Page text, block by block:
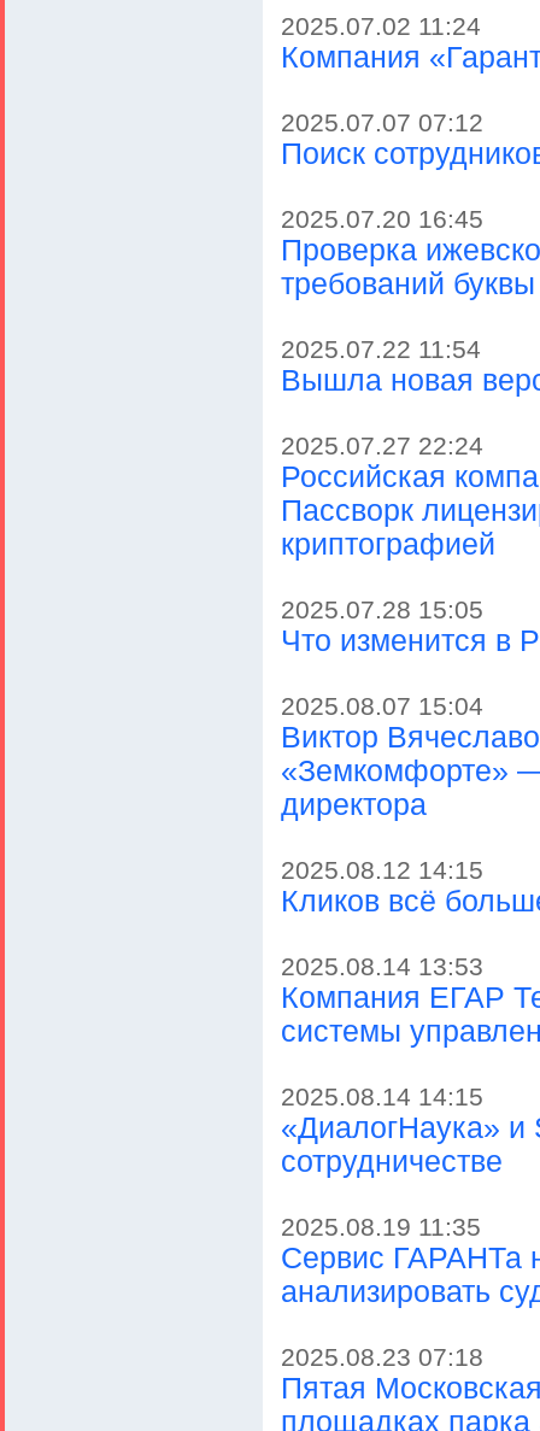
2025.07.02 11:24
Компания
2025.07.07 07:12
Поиск
2025.07.20 16:45
Проверка
требований
2025.07.22 11:54
Вышла новая
2025.07.27 22:24
Российская
Пассворк
криптографией
2025.07.28 15:05
Что изменится в
2025.08.07 15:04
Виктор
«Земкомфорте» —
директора
2025.08.12 14:15
Кликов всё
2025.08.14 13:53
Компания ЕГАР
системы
2025.08.14 14:15
«ДиалогНаука» и
сотрудничестве
2025.08.19 11:35
Сервис ГАРАНТа
анализировать
2025.08.23 07:18
Пятая
площадках